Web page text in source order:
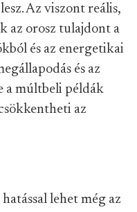
Az viszont reális,
az orosz tulajdont a
és az energetikai
és az
a múltbeli példák
az
lehet még az